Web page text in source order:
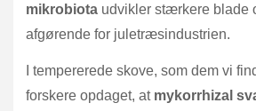
mikrobiota udvikler stærkere blade
afgørende for juletræsindustrien.
I tempererede skove, som dem vi
forskere opdaget, at mykorrhizal